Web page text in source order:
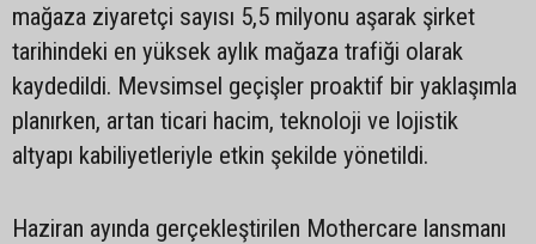
mağaza ziyaretçi sayısı 5,5 milyonu aşarak şirket
tarihindeki en yüksek aylık mağaza trafiği olarak
kaydedildi. Mevsimsel geçişler proaktif bir yaklaşımla
planırken, artan ticari hacim, teknoloji ve lojistik
altyapı kabiliyetleriyle etkin şekilde yönetildi.
Haziran ayında gerçekleştirilen Mothercare lansmanı